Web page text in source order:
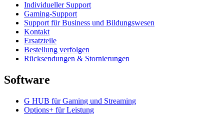
Individueller Support
Gaming-Support
Support für Business und Bildungswesen
Kontakt
Ersatzteile
Bestellung verfolgen
Rücksendungen & Stornierungen
Software
G HUB für Gaming und Streaming
Options+ für Leistung